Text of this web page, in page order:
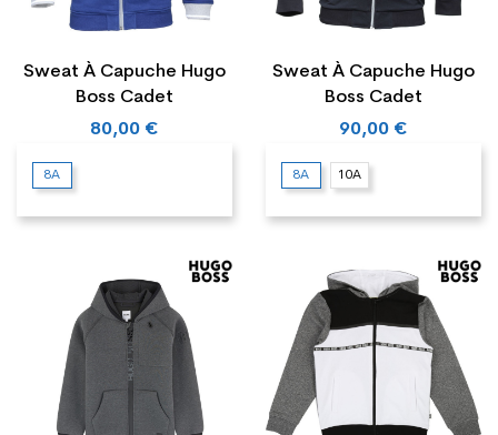
Sweat À Capuche Hugo
Boss Cadet
80,00 €
8A
Sweat À Capuche Hugo
Boss Cadet
90,00 €
8A 10A